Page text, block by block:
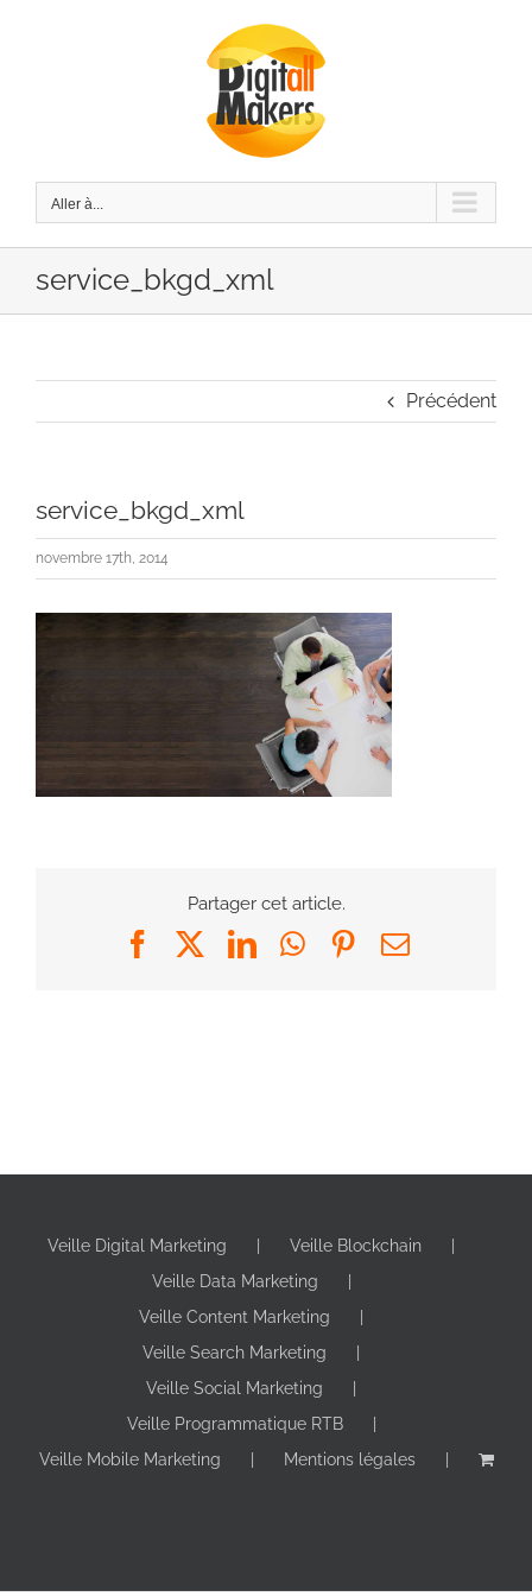
Aller à...
service_bkgd_xml
Précédent
service_bkgd_xml
novembre 17th, 2014
Partager cet article.
FacebookLinkedInWhatsApp
Pinterest
Email
Veille Digital Marketing
Veille Blockchain
Veille Data Marketing
Veille Content Marketing
Veille Search Marketing
Veille Social Marketing
Veille Programmatique RTB
Veille Mobile Marketing
Mentions légales